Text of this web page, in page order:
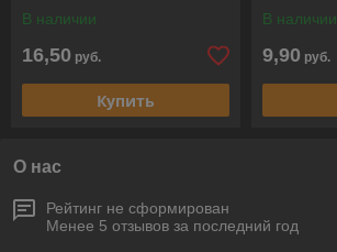
В наличии
16,50 руб.
Купить
В наличии
9,90 руб.
О нас
Рейтинг не сформирован
Менее 5 отзывов за последний год